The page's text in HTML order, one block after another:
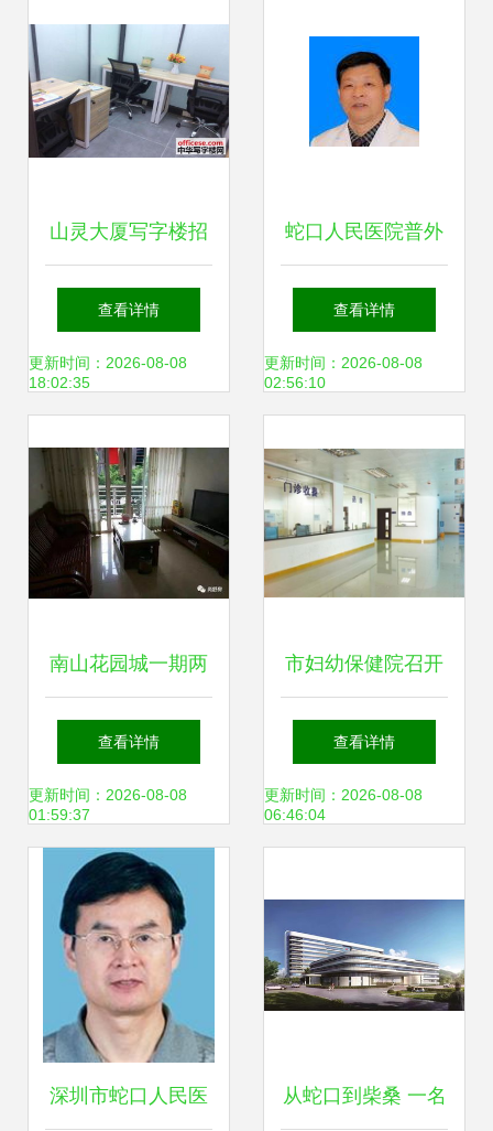
来新篇章
山灵大厦写字楼招
租 南山赤湾蛇口优
质办公室，灵活注
查看详情
更新时间：2026-08-08
18:02:35
蛇口人民医院普外
科门诊专家实力解
析
查看详情
更新时间：2026-08-08
02:56:10
南山花园城一期两
房 总价515万，为
何蛇口老小区的“双
房”备受欢迎？
查看详情
更新时间：2026-08-08
01:59:37
市妇幼保健院召开
动员大会 全面启动
JCI认证工作
查看详情
更新时间：2026-08-08
06:46:04
深圳市蛇口人民医 从蛇口到柴桑 一名